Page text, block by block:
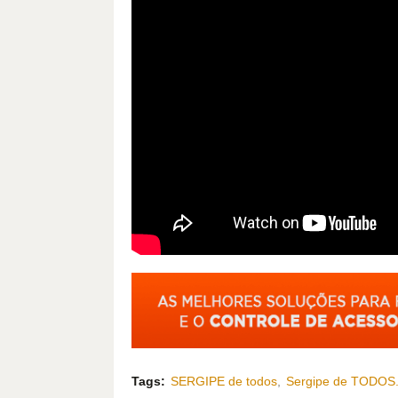
Tags: SERGIPE de todos Sergipe de TODOS.